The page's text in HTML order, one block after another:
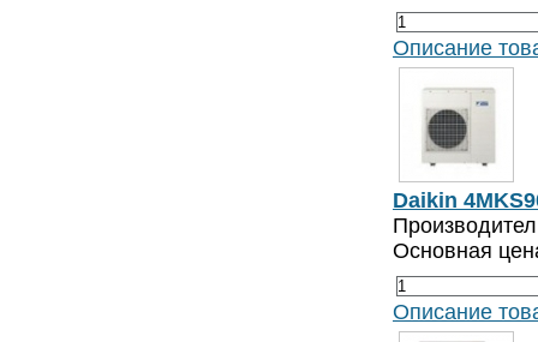
Описание
Daikin
Основная
Описание